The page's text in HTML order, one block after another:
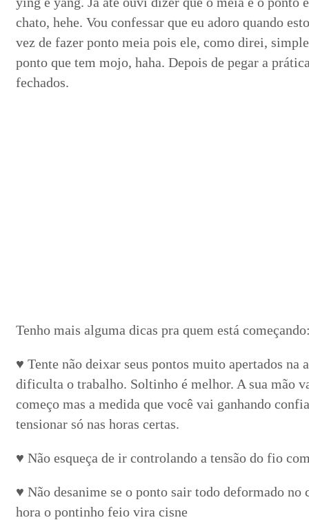
chato, hehe. Vou confessar que eu adoro quando
vez de fazer ponto meia pois ele, como direi,
ponto que tem mojo, haha. Depois de pegar a
fechados.
Tenho mais alguma dicas pra quem está
♥ Tente não deixar seus pontos muito apertados na
dificulta o trabalho. Soltinho é melhor. A sua mão
começo mas a medida que você vai ganhando
tensionar só nas horas certas.
♥ Não esqueça de ir controlando a tensão do fio
♥ Não desanime se o ponto sair todo deformado no
hora o pontinho feio vira cisne